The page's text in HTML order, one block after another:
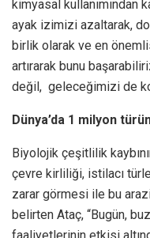
kimyasal kullanımından
ayak izimizi azaltarak,
birlik olarak ve en
artırarak bunu
değil, geleceğimizi de
Dünya’da 1 milyon
Biyolojik çeşitlilik
çevre kirliliği, istilacı
zarar görmesi ile bu
belirten Ataç, “Bugün,